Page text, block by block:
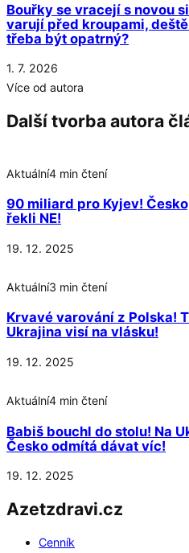
Bouřky se vracejí s novou
varují před kroupami,
třeba být opatrný?
1. 7. 2026
Více od autora
Další tvorba autora
Aktuální4 min čtení
90 miliard pro Kyjev!
řekli NE!
19. 12. 2025
Aktuální3 min čtení
Krvavé varování z Polska!
Ukrajina visí na vlásku!
19. 12. 2025
Aktuální4 min čtení
Babiš bouchl do stolu! Na
Česko odmítá dávat víc!
19. 12. 2025
Azetzdravi.cz
Cenník